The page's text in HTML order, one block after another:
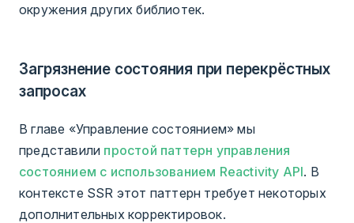
окружения других библиотек.
Загрязнение состояния при перекрёстных
запросах
В главе «Управление состоянием» мы
представили простой паттерн управления
состоянием с использованием Reactivity API. В
контексте SSR этот паттерн требует некоторых
дополнительных корректировок.